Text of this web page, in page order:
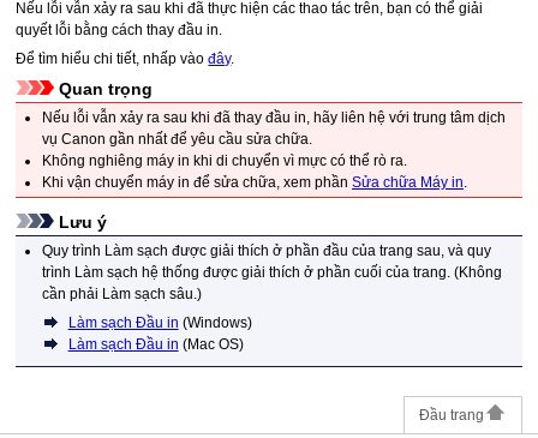
Nếu lỗi vẫn xảy ra sau khi đã thực hiện các thao tác trên, bạn có thể giải
quyết lỗi bằng cách thayđầu in.
Để tìm hiểu chi tiết, nhấp vàođây.
Quan trọng
Nếu lỗi vẫn xảy ra sau khi đã thayđầu in, hãy liên hệ với trung tâm dịch
vụCanon gần nhất để yêu cầu sửa chữa.
Không nghiêngmáy in khi di chuyển vì mực có thể rò ra.
Khi vận chuyểnmáy in để sửa chữa, xem phầnSửa chữa Máy in.
Lưu ý
Quy trình Làm sạch được giải thích ở phần đầu của trang sau, và quy
trình Làm sạch hệ thống được giải thích ở phần cuối của trang. (Không
cần phải Làm sạch sâu.)
Làm sạch Đầu in (Windows)
Làm sạch Đầu in (Mac OS)
Đầu trang